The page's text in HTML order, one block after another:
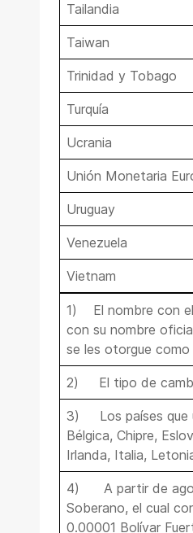
Tailandia
Taiwan
Trinidad y Tobago
Turquía
Ucrania
Unión Monetaria
Uruguay
Venezuela
Vietnam
1)
El nombre con
con su nombre
se les otorgue
2) El tipo de
3)
Los países
Bélgica, Chipre,
Irlanda, Italia,
4)
A partir de
Soberano, el cual
0.00001 Bolívar